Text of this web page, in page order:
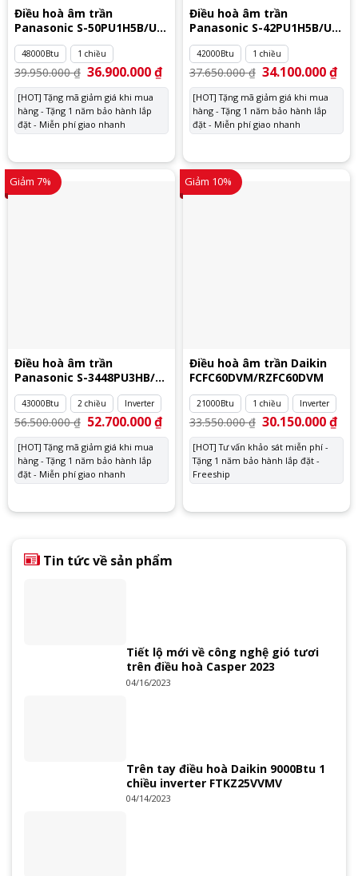
Điều hoà âm trần
Panasonic S-50PU1H5B/U-
50PN1H8
48000Btu 1 chiều
39.950.000₫ Giá
gốc
là:
39.950.000 ₫.
36.900.000₫Giá
tại
36.900.000 ₫.
[HOT] Tặng mã giảm giá khi mua
hàng - Tặng 1 năm bảo hành lắp
đặt - Miễn phí giao nhanh
Điều hoà âm trần
Panasonic S-42PU1H5B/U-
42PN1H8
42000Btu 1 chiều
37.650.000₫ Giá
gốc
là:
37.650.000 ₫.
34.100.000₫Giá
tại
[HOT] Tặng mã giảm giá khi mua
hàng - Tặng 1 năm bảo hành lắp
đặt - Miễn phí giao nhanh
Giảm 7%
Điều hoà âm trần
Panasonic S-3448PU3HB/U-
43PZ3H8
43000Btu 2 chiều Inverter
56.500.000₫ Giá
gốc
là:
56.500.000 ₫.
52.700.000₫Giá
tại
52.700.000 ₫.
[HOT] Tặng mã giảm giá khi mua
hàng - Tặng 1 năm bảo hành lắp
đặt - Miễn phí giao nhanh
Giảm 10%
Điều hoà âm trần Daikin
FCFC60DVM/RZFC60DVM
21000Btu 1 chiều Inverter
33.550.000₫ Giá
gốc
là:
33.550.000 ₫.
30.150.000₫Giá
tại
[HOT] Tư vấn khảo sát miễn phí -
Tặng 1 năm bảo hành lắp đặt -
Freeship
Tin tức về sản phẩm
Tiết lộ mới về công nghệ gió tươi
trên điều hoà Casper 2023
04/16/2023
Trên tay điều hoà Daikin 9000Btu 1
chiều inverter FTKZ25VVMV
04/14/2023